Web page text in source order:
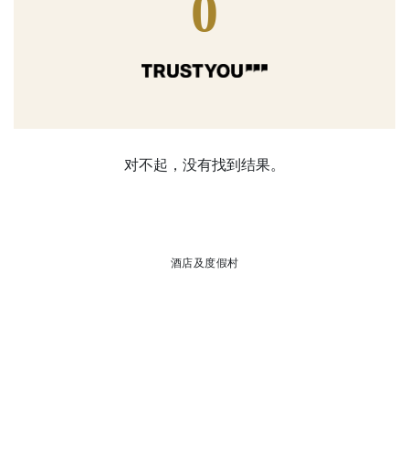
对不起，没有找到结果。
0
酒店及度假村